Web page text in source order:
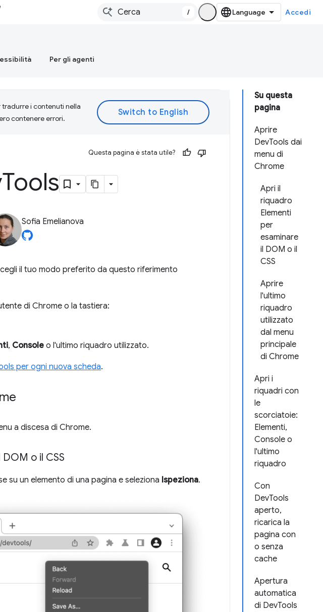
/ Accedi
Per gli agenti
Su questa
pagina
Aprire
DevTools dai
menu di
Chrome
Apri il
riquadro
Elementi
per
esaminare
il DOM o il
CSS
Aprire
l'ultimo
riquadro
utilizzato
dal menu
principale
di Chrome
Apri i
riquadri con
le
scorciatoie:
Elementi,
Console o
l'ultimo
riquadro
Con
DevTools
aperto,
ricarica la
pagina con
o senza
cache
Apertura
automatica
di DevTools
i contenuti nella
contenere errori.
Questa pagina è stata utile?
Tools
Sofia Emelianova
il tuo modo preferito da questo riferimento
di Chrome o la tastiera:
, Console o l'ultimo riquadro utilizzato.
per ogni nuova scheda.
a discesa di Chrome.
o il CSS
su un elemento di una pagina e seleziona Ispeziona.